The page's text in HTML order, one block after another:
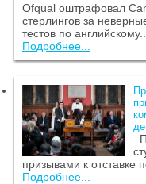
Ofqual оштрафовал
стерлингов за
тестов по английскому...
Подробнее...
призывами к отставке
Подробнее...